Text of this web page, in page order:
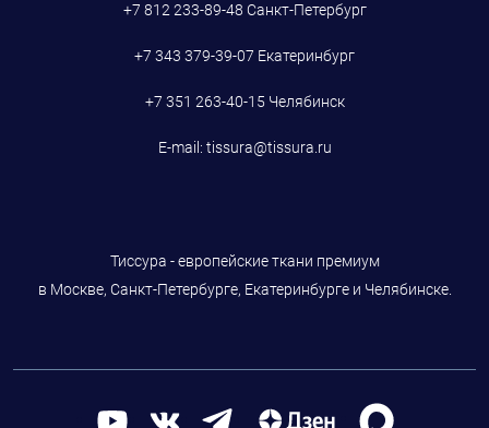
+7 812 233-89-48 Санкт-Петербург
+7 343 379-39-07 Екатеринбург
+7 351 263-40-15 Челябинск
E-mail: tissura@tissura.ru
Тиссура - европейские ткани премиум
в Москве, Санкт-Петербурге, Екатеринбурге и Челябинске.